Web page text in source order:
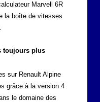
Marvell 6R
la boîte de vitesses
toujours plus
sur Renault Alpine
grâce à la version 4
le domaine des